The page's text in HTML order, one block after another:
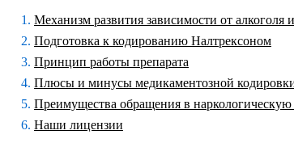
Механизм развития зависимости от алкоголя
Подготовка к кодированию Налтрексоном
Принцип работы препарата
Плюсы и минусы медикаментозной
Преимущества обращения в
Наши лицензии